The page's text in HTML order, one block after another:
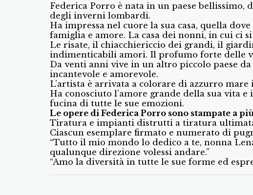
Federica Porro è nata in un paese
degli inverni lombardi.
Ha impressa nel cuore la sua casa, quella
famiglia e amore. La casa dei nonni, in cui ci
Le risate, il chiacchiericcio dei grandi, il
indimenticabili amori. Il profumo forte delle
Da venti anni vive in un altro piccolo paese
incantevole e amorevole.
L’artista è arrivata a colorare di azzurro mare
Ha conosciuto l’amore grande della sua vita
fucina di tutte le sue emozioni.
Le opere di Federica Porro sono stampate a
Tiratura e impianti distrutti a tiratura
Ciascun esemplare firmato e numerato di
“Tutto il mio mondo lo dedico a te, nonna
qualunque direzione volessi andare.”
“Amo la diversità in tutte le sue forme ed